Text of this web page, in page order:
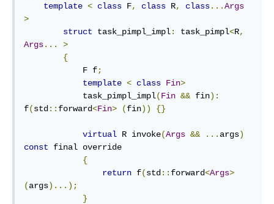
template < class F, class R, class...Args
>
struct task_pimpl_impl: task_pimpl<R,
Args...
>
{
            F f
;
template < class Fin>
            task_pimpl_impl
(Fin && fin):
f(std :: forward<Fin> (fin)) {}
virtual R invoke(Args && ... args)
const final override
{
return f(std :: forward<Args>
(args)...);
}